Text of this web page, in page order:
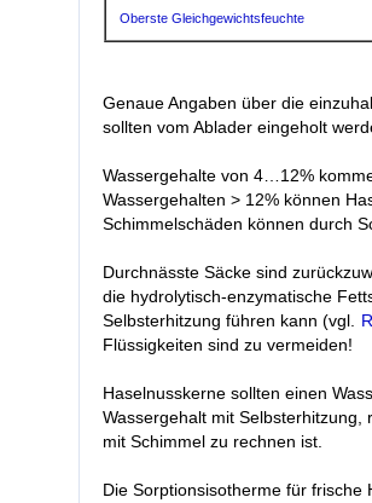
Oberste Gleichgewichtsfeuchte
Genaue Angaben über die
sollten vom Ablader eingeholt
Wassergehalte von 4…12%
Wassergehalten > 12% können
Schimmelschäden können durch
Durchnässte Säcke sind
die hydrolytisch-enzymatische
Selbsterhitzung führen kann (vgl.
Flüssigkeiten sind zu vermeiden!
Haselnusskerne sollten einen
Wassergehalt mit
mit Schimmel zu rechnen ist.
Die Sorptionsisotherme für frische